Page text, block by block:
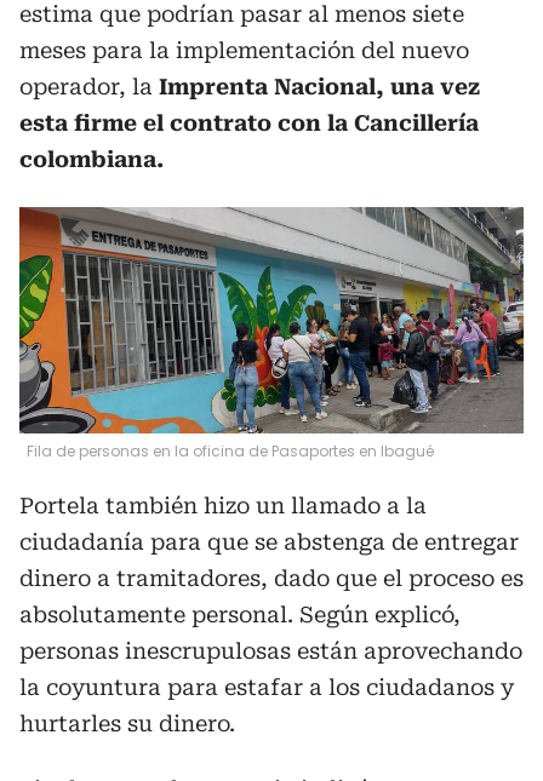
estima que podrían pasar al menos siete
meses para la implementación del nuevo
operador, la Imprenta Nacional, una vez
esta firme el contrato con la Cancillería
colombiana.
Fila de personas en la oficina de Pasaportes en Ibagué
Portela también hizo un llamado a la
ciudadanía para que se abstenga de entregar
dinero a tramitadores, dado que el proceso es
absolutamente personal. Según explicó,
personas inescrupulosas están aprovechando
la coyuntura para estafar a los ciudadanos y
hurtarles su dinero.